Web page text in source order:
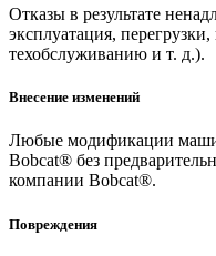
Отказы в результате
эксплуатация,
техобслуживанию и т. д.).
Внесение изменений
Любые модификации
Bobcat® без
компании Bobcat®.
Повреждения